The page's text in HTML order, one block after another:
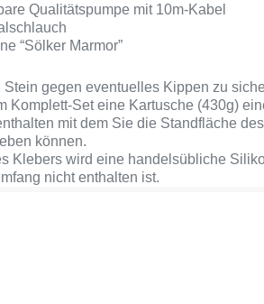
Qualitätspumpe mit 10m-Kabel
“Sölker Marmor”
Stein gegen eventuelles Kippen zu
Komplett-Set eine Kartusche (430g)
mit dem Sie die Standfläche
können.
Klebers wird eine handelsübliche
nicht enthalten ist.